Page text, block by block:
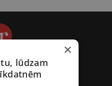
×
lūdzam